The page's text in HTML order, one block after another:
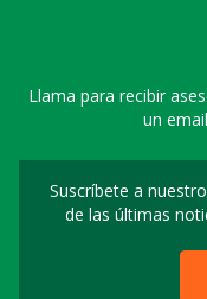
Llama para recibir
un
Suscríbete a
de las últimas